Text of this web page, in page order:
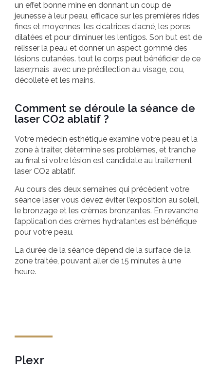
un effet bonne mine en donnant un coup de
jeunesse à leur peau, efficace sur les premières rides
fines et moyennes, les cicatrices d’acné, les pores
dilatées et pour diminuer les lentigos. Son but est de
relisser la peau et donner un aspect gommé des
lésions cutanées. tout le corps peut bénéficier de ce
laser,mais avec une prédilection au visage, cou,
décolleté et les mains.
Comment se déroule la séance de
laser CO2 ablatif ?
Votre médecin esthétique examine votre peau et la
zone à traiter, détermine ses problèmes, et tranche
au final si votre lésion est candidate au traitement
laser CO2 ablatif.
Au cours des deux semaines qui précèdent votre
séance laser vous devez éviter l’exposition au soleil,
le bronzage et les crèmes bronzantes. En revanche
l’application des crèmes hydratantes est bénéfique
pour votre peau.
La durée de la séance dépend de la surface de la
zone traitée, pouvant aller de 15 minutes à une
heure.
Plexr